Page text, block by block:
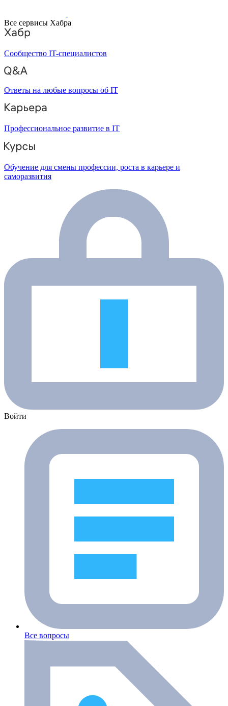
Все сервисы Хабра
Сообщество IT-специалистов
Ответы на любые вопросы об IT
Профессиональное развитие в IT
Обучение для смены профессии, роста в карьере и
саморазвития
Войти
Все вопросы